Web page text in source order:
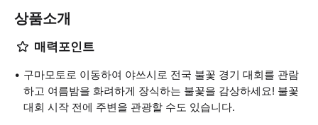
상품소개
매력포인트
구마모토로 이동하여 야쓰시로 전국 불꽃 경기 대회를 관람
하고 여름밤을 화려하게 장식하는 불꽃을 감상하세요! 불꽃
대회 시작 전에 주변을 관광할 수도 있습니다.